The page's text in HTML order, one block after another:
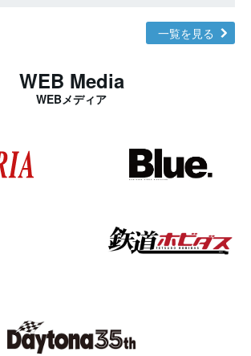
一覧を見る
WEB Media
WEBメディア